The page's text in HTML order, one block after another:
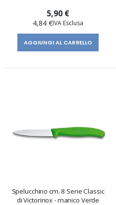
5,90 €
4,84 €
AGGIUNGI AL CARRELLO
Spelucchino cm. 8 Serie Classic
di Victorinox - manico Verde